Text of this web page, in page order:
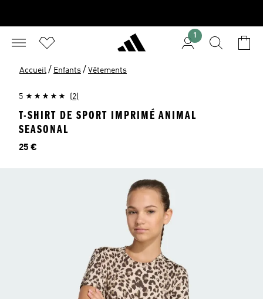
1
Accueil / Enfants / Vêtements
5 (2)
T-SHIRT DE SPORT IMPRIMÉ ANIMAL
SEASONAL
Prix
25 €